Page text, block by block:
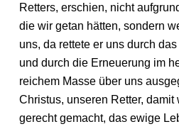
Retters, erschien, nicht
die wir getan hätten, sondern
uns, da rettete er uns durch
und durch die Erneuerung im
reichem Masse über uns
Christus, unseren Retter, damit
gerecht gemacht, das ewige